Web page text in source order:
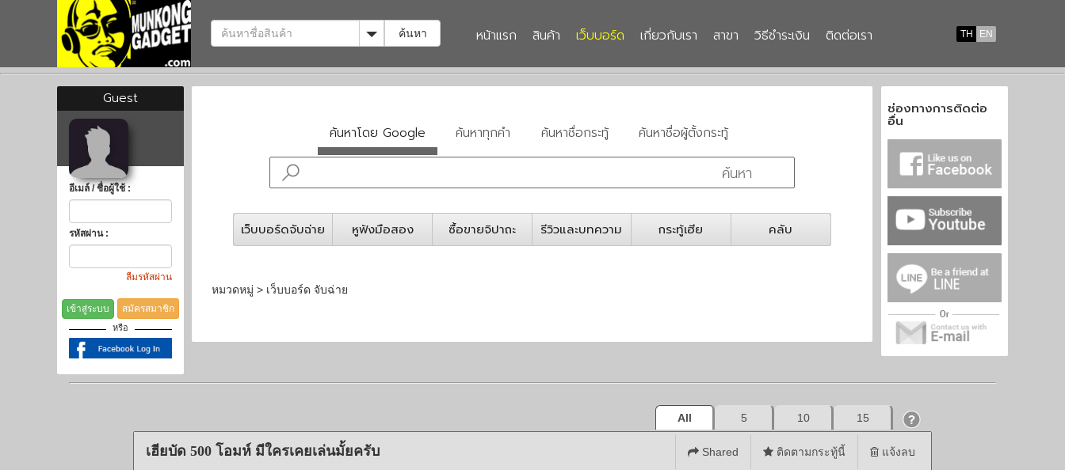
Toggle Dropdown
ค้นหา TH EN
หน้าแรก สินค้า เว็บบอร์ด เกี่ยวกับเรา สาขา วิธีชำระเงิน ติดต่อเรา
Guest
อีเมล์ / ชื่อผู้ใช้ :
รหัสผ่าน :
ลืมรหัสผ่าน
เข้าสู่ระบบ สมัครสมาชิก
หรือ
ค้นหาโดย Google ค้นหาทุกคำ ค้นหาชื่อกระทู้ ค้นหาชื่อผู้ตั้งกระทู้
เว็บบอร์ดจับฉ่าย หูฟังมือสอง ซื้อขายจิปาถะ รีวิวและบทความ กระทู้เฮีย คลับ
หมวดหมู่ > เว็บบอร์ด จับฉ่าย
ช่องทางการติดต่อ
อื่น
All 5 10 15
เฮียบัด 500 โอมห์ มีใครเคยเล่นมั้ยครับ Shared ติดตามกระทู้นี้ แจ้งลบ